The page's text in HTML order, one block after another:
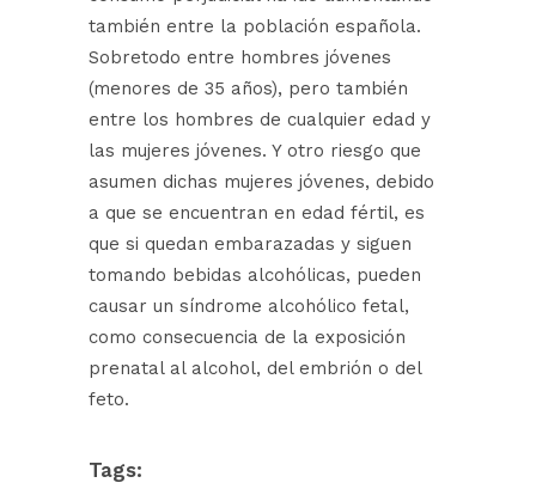
también entre la población española.
Sobretodo entre hombres jóvenes
(menores de 35 años), pero también
entre los hombres de cualquier edad y
las mujeres jóvenes. Y otro riesgo que
asumen dichas mujeres jóvenes, debido
a que se encuentran en edad fértil, es
que si quedan embarazadas y siguen
tomando bebidas alcohólicas, pueden
causar un síndrome alcohólico fetal,
como consecuencia de la exposición
prenatal al alcohol, del embrión o del
feto.
Tags: